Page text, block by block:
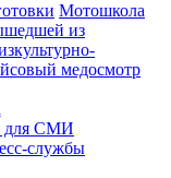
Мотошкола
из
медосмотр
для СМИ
службы